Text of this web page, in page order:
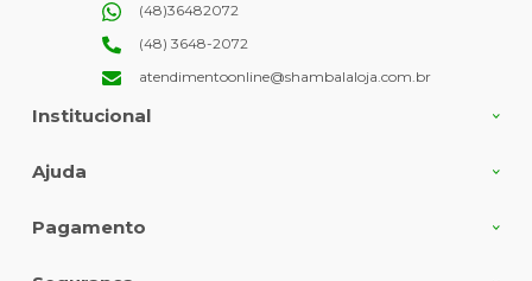
Institucional
Ajuda
(48)36482072
(48) 3648-2072
atendimentoonline@shambalaloja.com.br
Pagamento